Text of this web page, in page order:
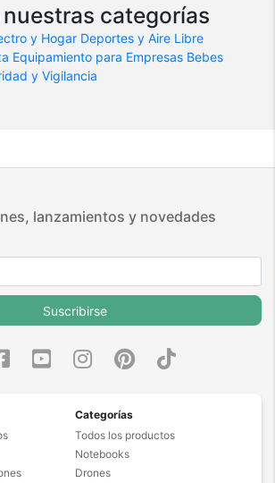
categorías
y Hogar Deportes y Aire Libre
Equipamiento para Empresas Bebes
y Vigilancia
lanzamientos y novedades
Suscribirse
Categorías
Todos los productos
Notebooks
Drones